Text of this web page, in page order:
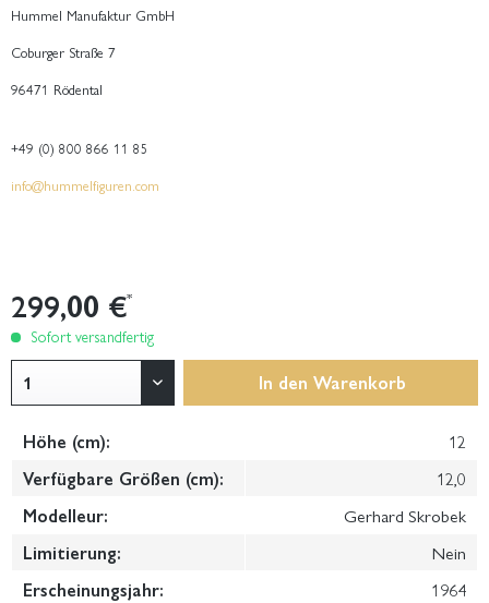
Hummel Manufaktur GmbH
Coburger Straße 7
96471 Rödental
+49 (0) 800 866 11 85
info@hummelfiguren.com
299,00 €*
Sofort versandfertig
In den Warenkorb
Höhe (cm):
12
Verfügbare Größen (cm):
12,0
Modelleur:
Gerhard Skrobek
Limitierung:
Nein
Erscheinungsjahr:
1964